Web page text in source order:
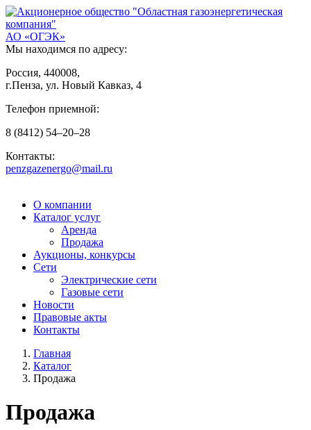
АО «ОГЭК»
Мы находимся по адресу:
Россия, 440008,
г.Пенза, ул. Новый Кавказ, 4
Телефон приемной:
8 (8412) 54–20–28
Контакты:
penzgazenergo@mail.ru
О компании
Каталог услуг
Аренда
Продажа
Аукционы, конкурсы
Сети
Электрические сети
Газовые сети
Новости
Правовые акты
Контакты
Главная
Каталог
Продажа
Продажа